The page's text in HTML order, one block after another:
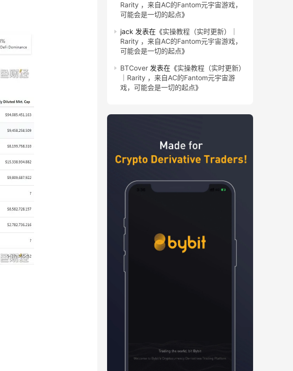
Rarity ，来自AC的Fantom元宇宙游戏，
可能会是一切的起点》
jack 发表在《实操教程（实时更新）｜
Rarity ，来自AC的Fantom元宇宙游戏，
可能会是一切的起点》
BTCover 发表在《实操教程（实时更新）
｜Rarity ，来自AC的Fantom元宇宙游
戏，可能会是一切的起点》